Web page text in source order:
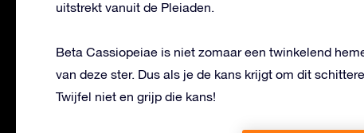
uitstrekt vanuit de Pleiaden.
Beta Cassiopeiae is niet zomaar een twinkelend
van deze ster. Dus als je de kans krijgt om dit
Twijfel niet en grijp die kans!